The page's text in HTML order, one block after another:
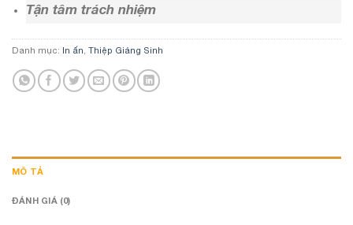
Tận tâm trách nhiệm
Danh mục: In ấn Thiệp Giáng Sinh
MÔ TẢ
ĐÁNH GIÁ (0)